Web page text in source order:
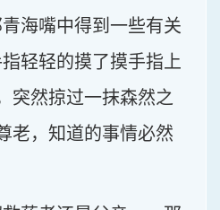
海嘴中得到一些有关
轻轻的摸了摸手指上
突然掠过一抹森然之
老，知道的事情必然